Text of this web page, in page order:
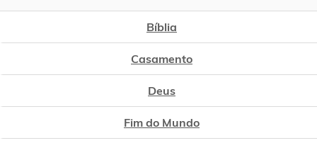
Bíblia
Casamento
Deus
Fim do Mundo